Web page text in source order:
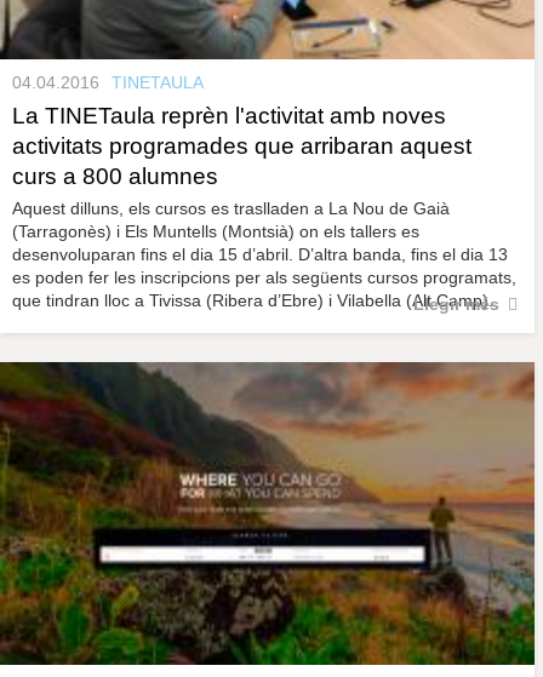
04.04.2016 TINETAULA
La TINETaula reprèn l'activitat amb noves
activitats programades que arribaran aquest
curs a 800 alumnes
Aquest dilluns, els cursos es traslladen a La Nou de Gaià
(Tarragonès) i Els Muntells (Montsià) on els tallers es
desenvoluparan fins el dia 15 d’abril. D’altra banda, fins el dia 13
es poden fer les inscripcions per als següents cursos programats,
que tindran lloc a Tivissa (Ribera d’Ebre) i Vilabella (Alt Camp).
Llegir més